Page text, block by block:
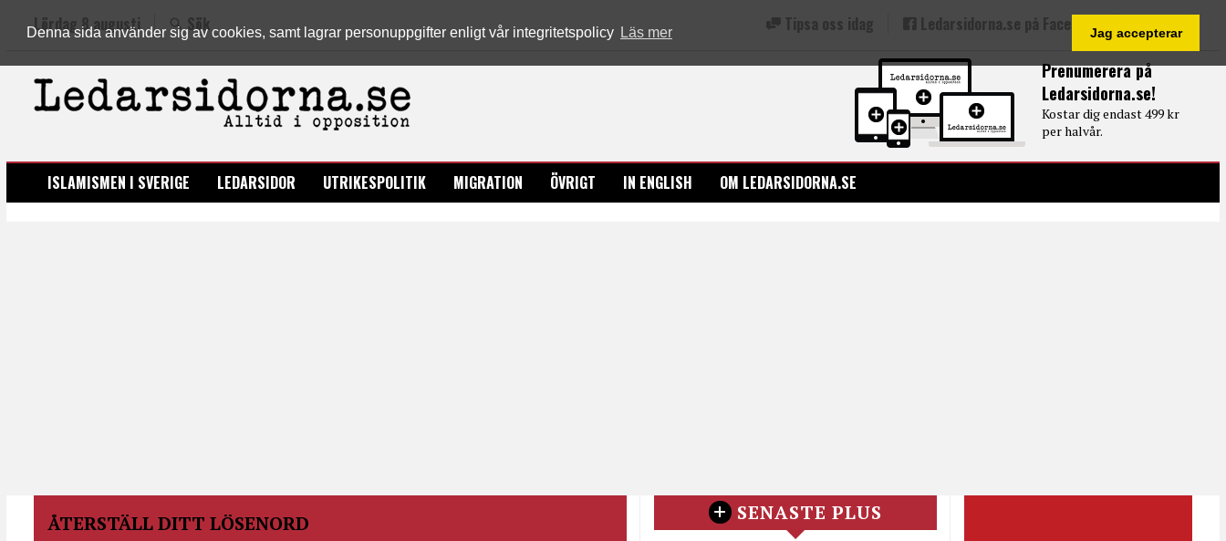
Denna sida använder sig av cookies, samt lagrar personuppgifter enligt vår integritetspolicy Läs mer Jag accepterar
Prenumerera på
Ledarsidorna.se!
Kostar dig endast 499 kr
per halvår.
Lördag 8 augusti Sök Tipsa oss idag Ledarsidorna.se på Facebook
LEDARSIDORNA.SE
ISLAMISMEN I SVERIGE LEDARSIDOR UTRIKESPOLITIK MIGRATION ÖVRIGT IN ENGLISH OM LEDARSIDORNA.SE
ÅTERSTÄLL DITT LÖSENORD SENASTE PLUS